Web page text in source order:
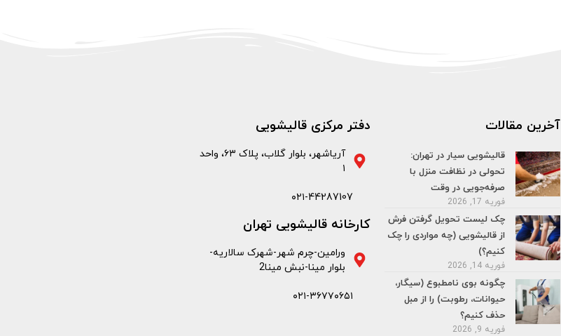
آخرین مقالات
قالیشویی سیار در تهران:
تحولی در نظافت منزل با
صرفه‌جویی در وقت
فوریه 17, 2026
چک لیست تحویل گرفتن فرش
از قالیشویی (چه مواردی را چک
کنیم؟)
فوریه 14, 2026
چگونه بوی نامطبوع (سیگار،
حیوانات، رطوبت) را از مبل
حذف کنیم؟
فوریه 9, 2026
دفتر مرکزی قالیشویی
آریاشهر، بلوار گلاب، پلاک ۶۳، واحد
۱
۰۲۱-44287107
کارخانه قالیشویی تهران
ورامین-چرم شهر-شهرک سالاریه-
بلوار مینا-نبش مینا2
۰۲۱-۳۶۷۷۰۶۵۱